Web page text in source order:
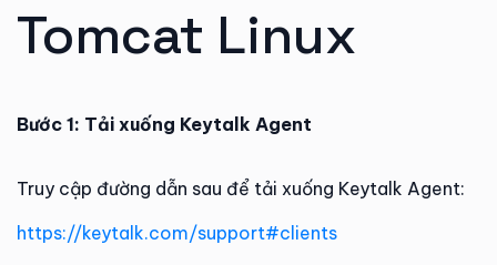
Tomcat Linux
Bước 1: Tải xuống Keytalk Agent
Truy cập đường dẫn sau để tải xuống Keytalk Agent:
https://keytalk.com/support#clients